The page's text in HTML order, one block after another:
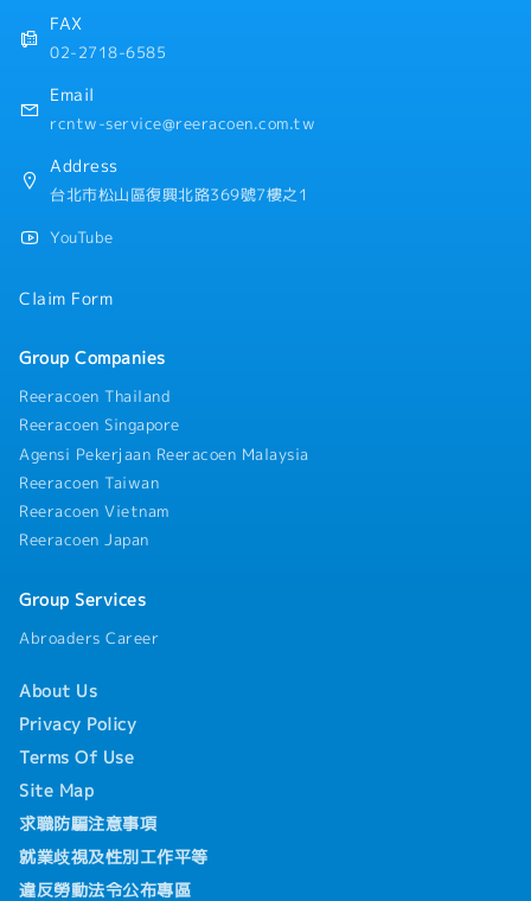
FAX
02-2718-6585
Email
rcntw-service@reeracoen.com.tw
Address
台北市松山區復興北路369號7樓之1
YouTube
Claim Form
Group Companies
Reeracoen Thailand
Reeracoen Singapore
Agensi Pekerjaan Reeracoen Malaysia
Reeracoen Taiwan
Reeracoen Vietnam
Reeracoen Japan
Group Services
Abroaders Career
About Us
Privacy Policy
Terms Of Use
Site Map
求職防騙注意事項
就業歧視及性別工作平等
違反勞動法令公布專區